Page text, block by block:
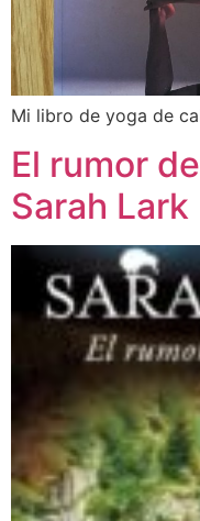
Mi libro de yoga de
El rumor
Sarah Lark